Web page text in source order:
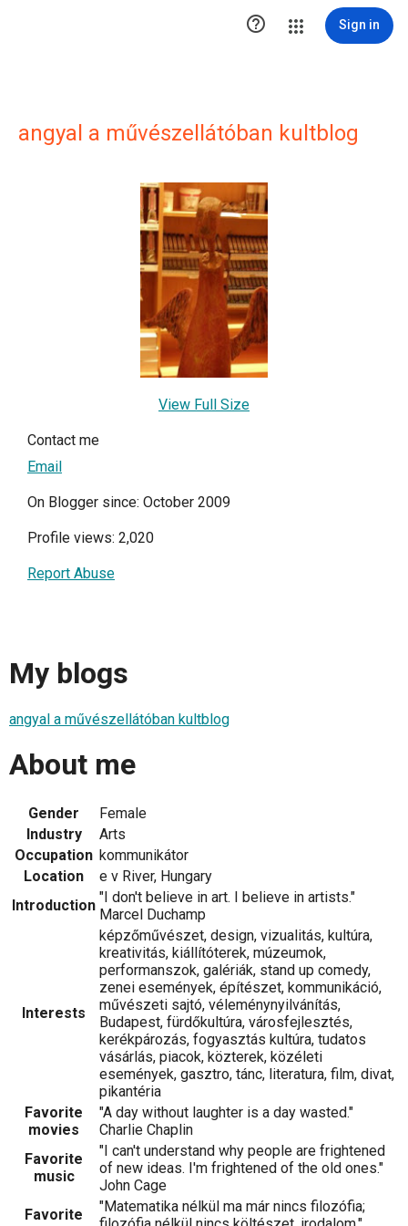
 Sign in
angyal a művészellátóban kultblog
View Full Size
Contact me
Email
On Blogger since: October 2009
Profile views: 2,020
Report Abuse
My blogs
angyal a művészellátóban kultblog
About me
Gender
Female
Industry
Arts
Occupation kommunikátor
Location
e v River, Hungary
Introduction "I don't believe in art. I believe in artists."
Marcel Duchamp
Interests
képzőművészet, design, vizualitás, kultúra,
kreativitás, kiállítóterek, múzeumok,
performanszok, galériák, stand up comedy,
zenei események, építészet, kommunikáció,
művészeti sajtó, véleménynyilvánítás,
Budapest, fürdőkultúra, városfejlesztés,
kerékpározás, fogyasztás kultúra, tudatos
vásárlás, piacok, közterek, közéleti
események, gasztro, tánc, literatura, film, divat,
pikantéria
Favorite
movies
"A day without laughter is a day wasted."
Charlie Chaplin
Favorite
music
"I can't understand why people are frightened
of new ideas. I'm frightened of the old ones."
John Cage
Favorite
"Matematika nélkül ma már nincs filozófia;